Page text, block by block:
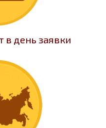
в день заявки